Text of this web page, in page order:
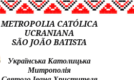
METROPOLIA CATÓLICA
UCRANIANA
SÃO JOÃO BATISTA
Українська Католицька
Митрополія